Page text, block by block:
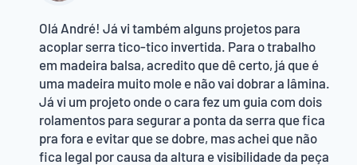
Olá André! Já vi também alguns projetos para
acoplar serra tico-tico invertida. Para o trabalho
em madeira balsa, acredito que dê certo, já que é
uma madeira muito mole e não vai dobrar a lâmina.
Já vi um projeto onde o cara fez um guia com dois
rolamentos para segurar a ponta da serra que fica
pra fora e evitar que se dobre, mas achei que não
fica legal por causa da altura e visibilidade da peça